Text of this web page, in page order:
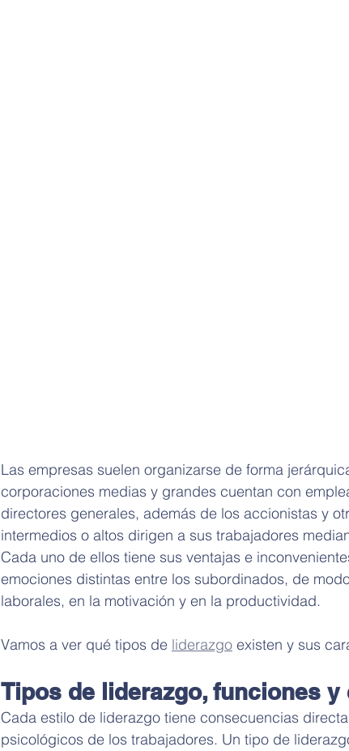
Las empresas suelen organizarse de forma
corporaciones medias y grandes cuentan con
directores generales, además de los accionistas y
intermedios o altos dirigen a sus trabajadores
Cada uno de ellos tiene sus ventajas e
emociones distintas entre los subordinados, de
laborales, en la motivación y en la productividad.
Vamos a ver qué tipos de liderazgo existen y sus
Tipos de liderazgo, funciones
Cada estilo de liderazgo tiene consecuencias
psicológicos de los trabajadores. Un tipo de